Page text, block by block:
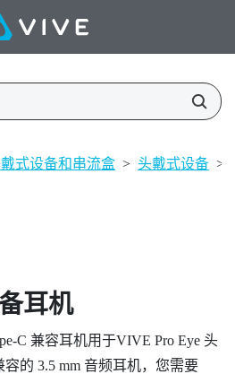
式设备和串流盒 > 头戴式设备 >
耳机
C 兼容耳机用于VIVE Pro Eye 头
的 3.5 mm 音频耳机，您需要